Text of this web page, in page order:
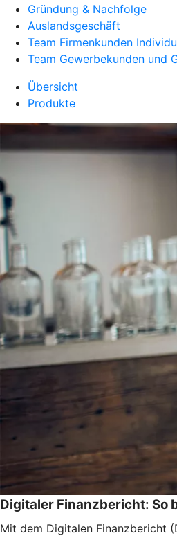
Gründung & Nachfolge
Auslandsgeschäft
Team Firmenkunden
Team Gewerbekunden und
Übersicht
Produkte
Digitaler Finanzbericht: So
Mit dem Digitalen Finanzbericht